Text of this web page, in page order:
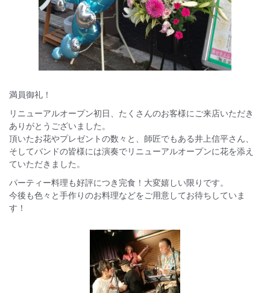
満員御礼！
リニューアルオープン初日、たくさんのお客様にご来店いただき
ありがとうございました。
頂いたお花やプレゼントの数々と、師匠でもある井上信平さん、
そしてバンドの皆様には演奏でリニューアルオープンに花を添え
ていただきました。
パーティー料理も好評につき完食！大変嬉しい限りです。
今後も色々と手作りのお料理などをご用意してお待ちしていま
す！